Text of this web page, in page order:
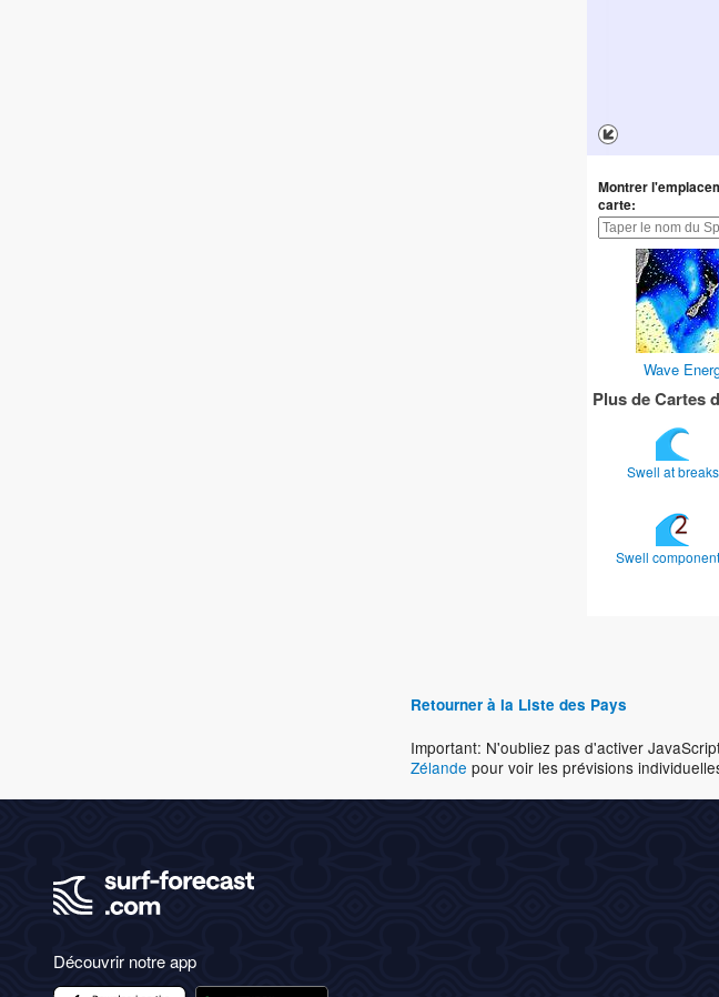
Montrer
carte:
Wave
Plus de Cartes
Swell at breaks
Swell
Retourner à la Liste des Pays
Important: N'oubliez pas d'activer
Zélande pour voir les prévisions
Découvrir notre app